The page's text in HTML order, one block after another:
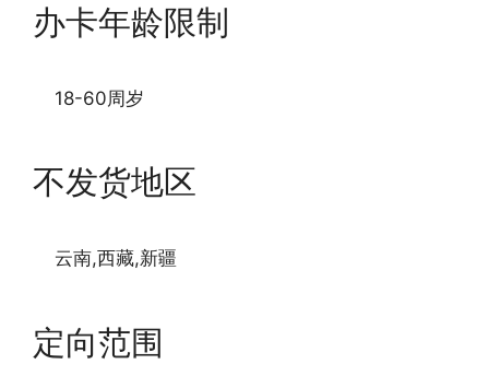
办卡年龄限制
18-60周岁
不发货地区
云南,西藏,新疆
定向范围